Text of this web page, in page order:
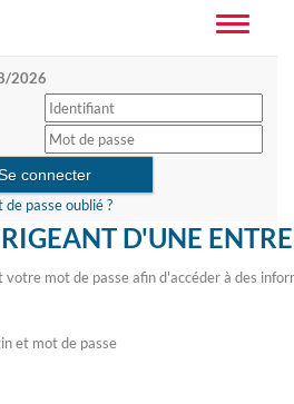
Toggle
2026
de passe oublié ?
D'UNE
mot de passe afin d'accéder à des
et mot de passe